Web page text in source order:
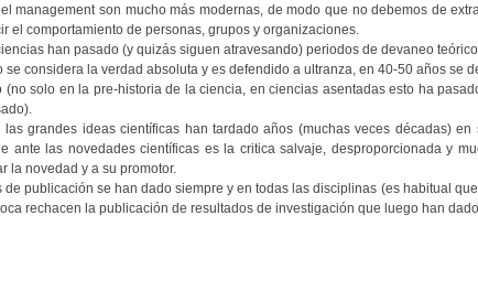
management son mucho más modernas, de modo que no debemos de
el comportamiento de personas, grupos y organizaciones.
han pasado (y quizás siguen atravesando) periodos de devaneo
se considera la verdad absoluta y es defendido a ultranza, en 40-50 años se
(no solo en la pre-historia de la ciencia, en ciencias asentadas esto ha
las grandes ideas científicas han tardado años (muchas veces décadas) en
ante las novedades científicas es la critica salvaje, desproporcionada y
la novedad y a su promotor.
de publicación se han dado siempre y en todas las disciplinas (es habitual
rechacen la publicación de resultados de investigación que luego han